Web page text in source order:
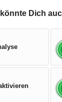
könnte Dich